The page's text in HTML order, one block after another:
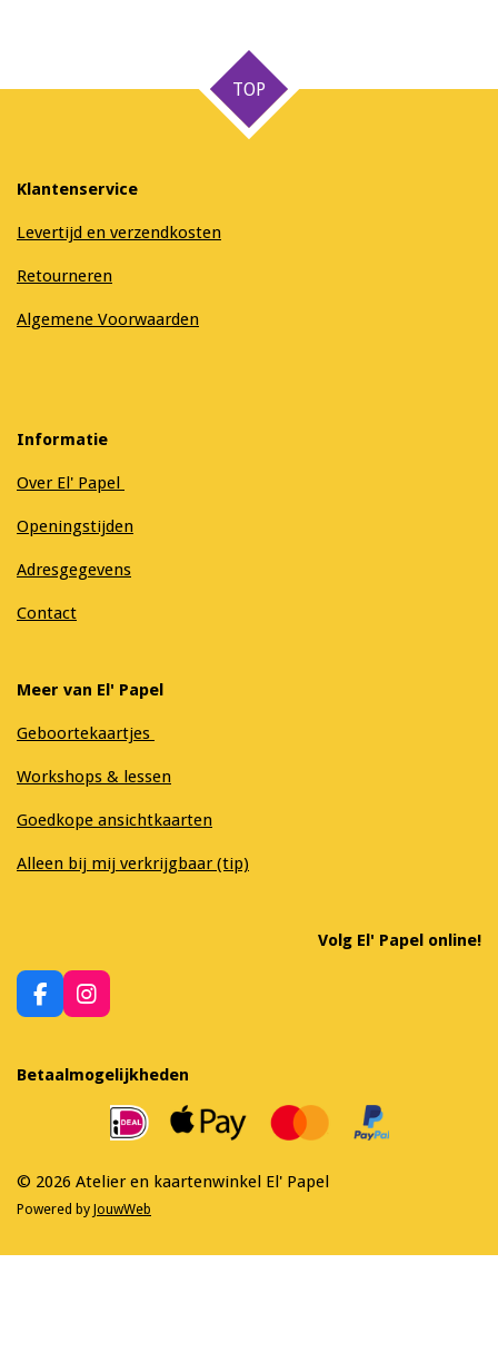
TOP
Klantenservice
Levertijd en verzendkosten
Retourneren
Algemene Voorwaarden
Informatie
Over El' Papel
Openingstijden
Adresgegevens
Contact
Meer van El' Papel
Geboortekaartjes
Workshops & lessen
Goedkope ansichtkaarten
Alleen bij mij verkrijgbaar (tip)
Volg El' Papel online!
F
a
e
b
I
n
a
m
Betaalmogelijkheden
© 2026 Atelier en kaartenwinkel El' Papel
Powered by JouwWeb